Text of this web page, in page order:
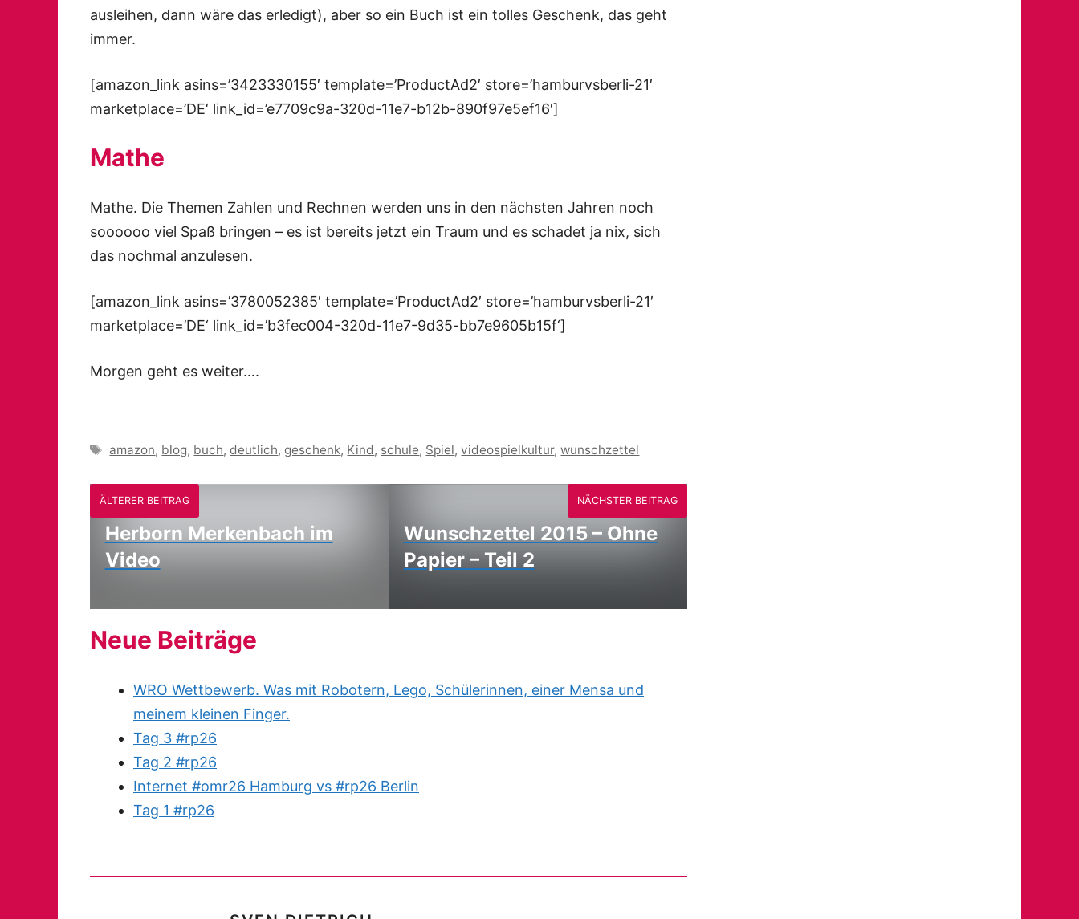
ausleihen, dann wäre das erledigt), aber so ein Buch ist ein tolles Geschenk, das geht
immer.
[amazon_link asins=’3423330155′ template=’ProductAd2′ store=’hamburvsberli-21′
marketplace=’DE‘ link_id=’e7709c9a-320d-11e7-b12b-890f97e5ef16′]
Mathe
Mathe. Die Themen Zahlen und Rechnen werden uns in den nächsten Jahren noch
soooooo viel Spaß bringen – es ist bereits jetzt ein Traum und es schadet ja nix, sich
das nochmal anzulesen.
[amazon_link asins=’3780052385′ template=’ProductAd2′ store=’hamburvsberli-21′
marketplace=’DE‘ link_id=’b3fec004-320d-11e7-9d35-bb7e9605b15f‘]
Morgen geht es weiter….
Schlagwörter
amazon, blog, buch,deutlich,geschenk, Kind, schule, Spiel,videospielkultur,wunschzettel
ÄLTERER BEITRAG
Herborn Merkenbach im
Video
Wunschzettel 2015 – Ohne
Papier – Teil 2
NÄCHSTER BEITRAG
Neue Beiträge
WRO Wettbewerb. Was mit Robotern, Lego, Schülerinnen, einer Mensa und
meinem kleinen Finger.
Tag 3 #rp26
Tag 2 #rp26
Internet #omr26 Hamburg vs #rp26 Berlin
Tag 1 #rp26